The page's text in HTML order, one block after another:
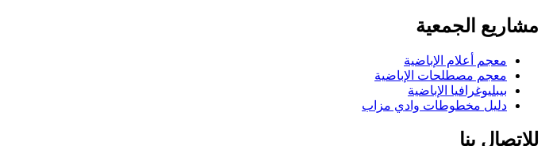
مشاريع الجمعية
معجم أعلام الإباضية
معجم مصطلحات الإباضية
بيبليوغرافيا الإباضية
دليل مخطوطات وادي مزاب
للإتصال بنا